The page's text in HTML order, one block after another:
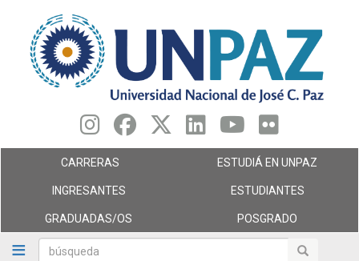
contenido
principal
búsqueda búsqueda
CARRERAS ESTUDIÁ EN UNPAZ
INGRESANTES ESTUDIANTES
GRADUADAS/OS POSGRADO